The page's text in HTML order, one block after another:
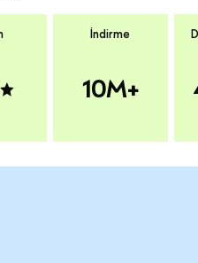
İndirme
10M+